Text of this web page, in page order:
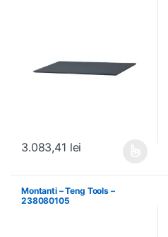
3.083,41 lei
Montanti – Teng Tools –
238080105